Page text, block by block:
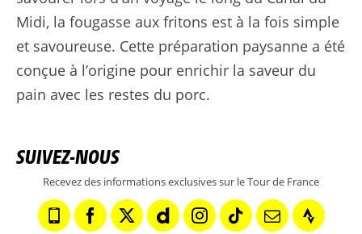
Midi, la fougasse aux fritons est à la fois simple
et savoureuse. Cette préparation paysanne a été
conçue à l’origine pour enrichir la saveur du
pain avec les restes du porc.
SUIVEZ-NOUS
Recevez des informations exclusives sur le Tour de France